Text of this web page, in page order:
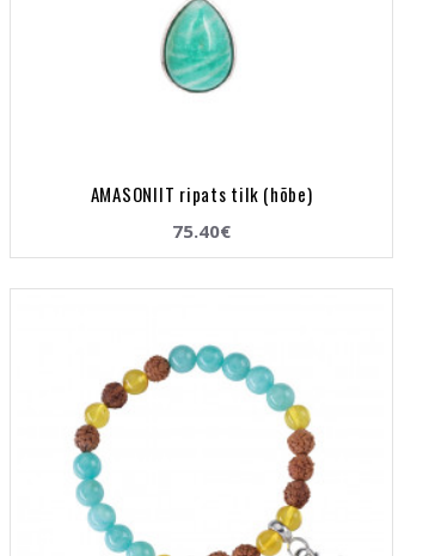
AMASONIIT ripats tilk (hõbe)
75.40€